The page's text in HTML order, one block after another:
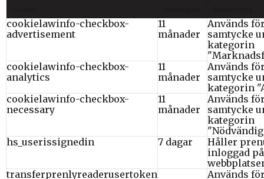
cookielawinfo-checkbox-
advertisement
11
månader
Används
samtycke
kategorin
cookielawinfo-checkbox-
analytics
11
månader
Används
samtycke
kategorin
cookielawinfo-checkbox-
necessary
11
månader
Används
samtycke
kategorin
hs_userissignedin
7 dagar
Håller
inloggad på
transferprenlyreaderusertoken
Används